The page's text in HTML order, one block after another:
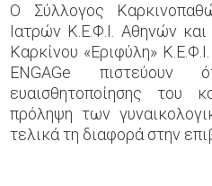
Ο Σύλλογος
Ιατρών Κ.Ε.Φ.Ι. Αθηνών
Καρκίνου «Εριφύλη»
ENGAGe
ευαισθητοποίησης του
πρόληψη των
τελικά τη διαφορά στην